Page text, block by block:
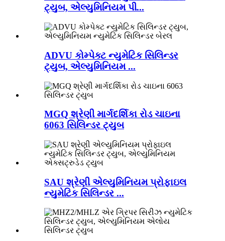
ટ્યુબ, એલ્યુમિનિયમ પી...
ADVU કોમ્પેક્ટ ન્યુમેટિક સિલિન્ડર
ટ્યુબ, એલ્યુમિનિયમ ...
MGQ શ્રેણી માર્ગદર્શિકા રોડ ચાઇના
6063 સિલિન્ડર ટ્યુબ
SAU શ્રેણી એલ્યુમિનિયમ પ્રોફાઇલ
ન્યુમેટિક સિલિન્ડર ...